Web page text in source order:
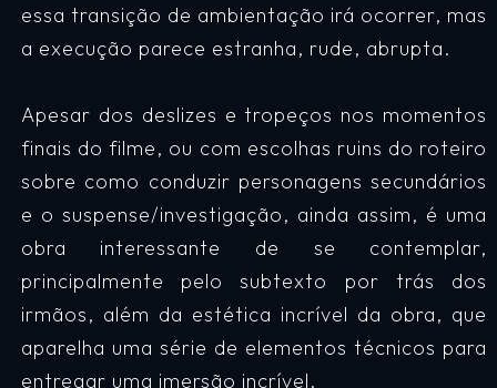
essa transição de ambientação irá ocorrer, mas
a execução parece estranha, rude, abrupta.
Apesar dos deslizes e tropeços nos momentos
finais do filme, ou com escolhas ruins do roteiro
sobre como conduzir personagens secundários
e o suspense/investigação, ainda assim, é uma
obra interessante de se contemplar,
principalmente pelo subtexto por trás dos
irmãos, além da estética incrível da obra, que
aparelha uma série de elementos técnicos para
entregar uma imersão incrível.